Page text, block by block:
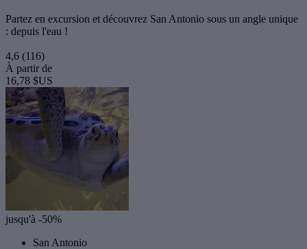
Partez en excursion et découvrez San Antonio sous un angle unique
: depuis l'eau !
4,6 (116)
À partir de
16,78 $US
jusqu'à -50%
San Antonio